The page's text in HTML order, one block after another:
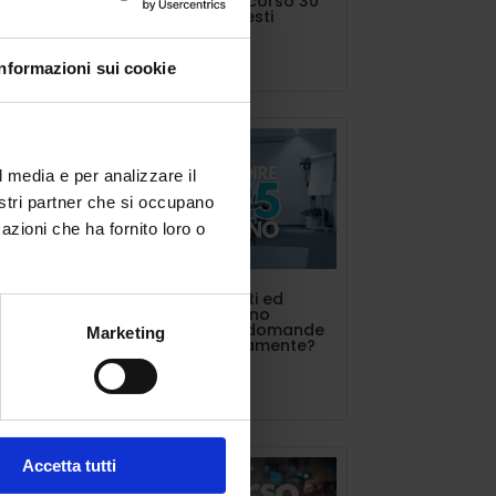
sui cookie
e per analizzare il
partner che si occupano
che ha fornito loro o
Marketing
Accetta tutti
al
CFU vanno richiesti
INDIRE triennalisti ed
estero. Si possono
presentare più domande
contemporaneamente?
Lug 10, 2025